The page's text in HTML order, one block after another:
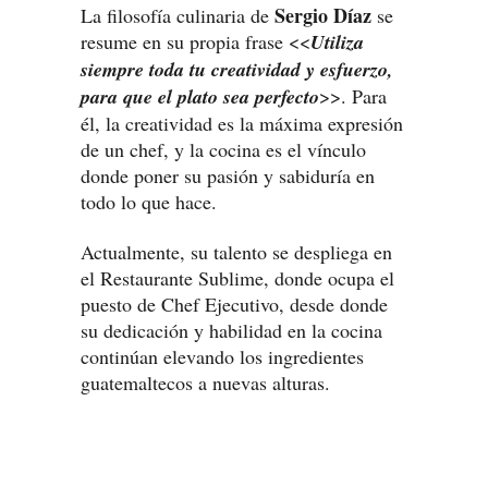
La filosofía culinaria de Sergio Díaz se
resume en su propia frase <<Utiliza
siempre toda tu creatividad y esfuerzo,
para que el plato sea perfecto>>. Para
él, la creatividad es la máxima expresión
de un chef, y la cocina es el vínculo
donde poner su pasión y sabiduría en
todo lo que hace.
Actualmente, su talento se despliega en
el Restaurante Sublime, donde ocupa el
puesto de Chef Ejecutivo, desde donde
su dedicación y habilidad en la cocina
continúan elevando los ingredientes
guatemaltecos a nuevas alturas.